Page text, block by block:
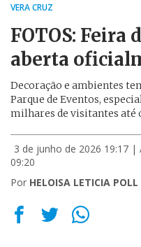
VERA CRUZ
FOTOS: Feira
aberta
Decoração e ambientes
Parque de Eventos,
milhares de visitantes até
3 de junho de 2026 19:17 |
09:20
Por HELOISA LETICIA POLL